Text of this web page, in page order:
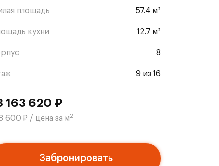
площадь 57.4 м²
кухни 12.7 м²
8
9 из 16
163 620 ₽
600 ₽ / цена за м2
Забронировать